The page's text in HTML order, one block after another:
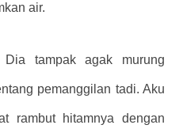
air.
tampak agak murung
pemanggilan tadi. Aku
rambut hitamnya dengan